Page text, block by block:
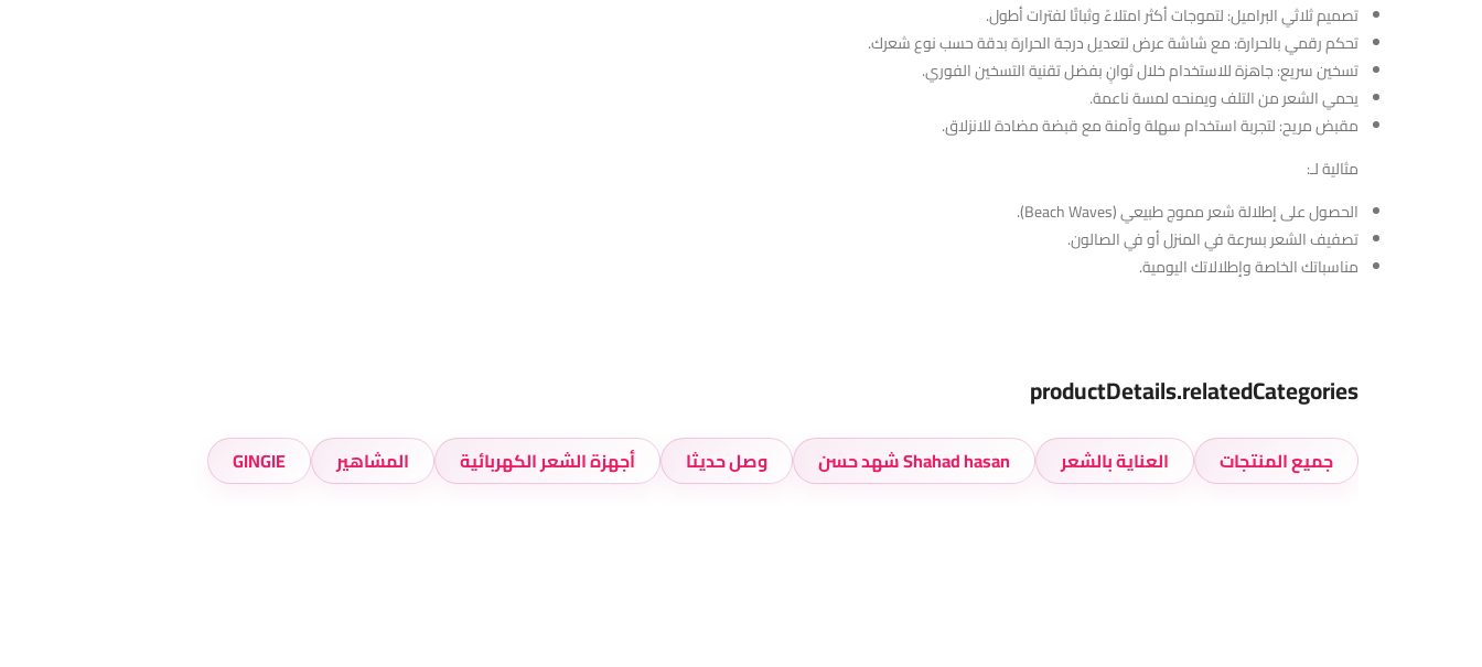
تصميم ثلاثي البراميل: لتموجات أكثر امتلاءً وثباتًا لفترات أطول.
تحكم رقمي بالحرارة: مع شاشة عرض لتعديل درجة الحرارة بدقة حسب نوع شعرك.
تسخين سريع: جاهزة للاستخدام خلال ثوانٍ بفضل تقنية التسخين الفوري.
يحمي الشعر من التلف ويمنحه لمسة ناعمة.
مقبض مريح: لتجربة استخدام سهلة وآمنة مع قبضة مضادة للانزلاق.
مثالية لـ:
الحصول على إطلالة شعر مموج طبيعي (Beach Waves).
تصفيف الشعر بسرعة في المنزل أو في الصالون.
مناسباتك الخاصة وإطلالاتك اليومية.
productDetails.relatedCategories
جميع المنتجات العناية بالشعر Shahad hasan شهد حسن وصل حديثا أجهزة الشعر الكهربائية المشاهير GINGIE